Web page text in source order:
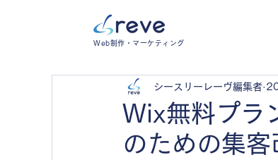
Web制作・マーケティング
Wix無料プラ
のための集客
シースリーレーヴ編集者